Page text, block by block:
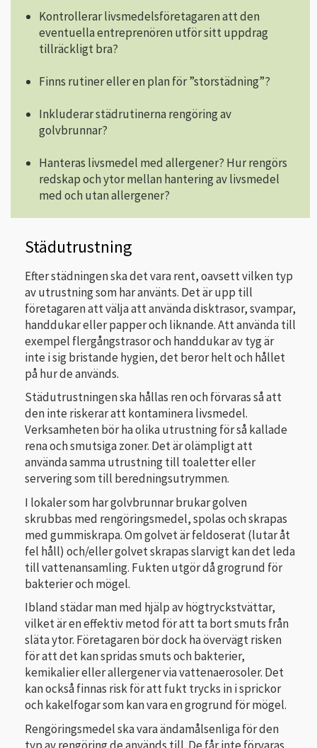
Kontrollerar livsmedelsföretagaren att den
eventuella entreprenören utför sitt uppdrag
tillräckligt bra?
Finns rutiner eller en plan för ”storstädning”?
Inkluderar städrutinerna rengöring av
golvbrunnar?
Hanteras livsmedel med allergener? Hur rengörs
redskap och ytor mellan hantering av livsmedel
med och utan allergener?
Städutrustning
Efter städningen ska det vara rent, oavsett vilken typ
av utrustning som har använts. Det är upp till
företagaren att välja att använda disktrasor, svampar,
handdukar eller papper och liknande. Att använda till
exempel flergångstrasor och handdukar av tyg är
inte i sig bristande hygien, det beror helt och hållet
på hur de används.
Städutrustningen ska hållas ren och förvaras så att
den inte riskerar att kontami­nera livsmedel.
Verksamheten bör ha olika utrustning för så kallade
rena och smutsiga zoner. Det är olämpligt att
använda samma utrustning till toaletter eller
servering som till beredningsutrymmen.
I lokaler som har golvbrunnar brukar golven
skrubbas med rengöringsmedel, spolas och skrapas
med gummiskrapa. Om golvet är feldoserat (lutar åt
fel håll) och/eller golvet skrapas slar­vigt kan det leda
till vattenansamling. Fukten utgör då grogrund för
bakterier och mögel.
Ibland städar man med hjälp av högtryckstvättar,
vilket är en effektiv metod för att ta bort smuts från
släta ytor. Företagaren bör dock ha övervägt risken
för att det kan spridas smuts och bakterier,
kemikalier eller allergener via vattenaerosoler. Det
kan också finnas risk för att fukt trycks in i sprickor
och kakelfogar som kan vara en grogrund för mögel.
Rengöringsmedel ska vara ändamålsenliga för den
typ av rengöring de används till. De får inte förvaras